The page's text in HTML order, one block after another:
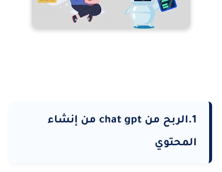
1.الربح من chat gpt من إنشاء
المحتوي